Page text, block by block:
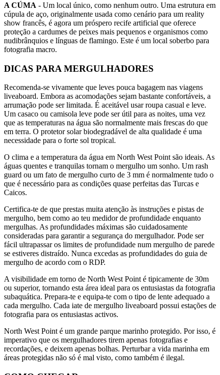
A CÚMA - Um local único, como nenhum outro. Uma estrutura em
cúpula de aço, originalmente usada como cenário para um reality
show francês, é agora um próspero recife artificial que oferece
proteção a cardumes de peixes mais pequenos e organismos como
nudibrânquios e línguas de flamingo. Este é um local soberbo para
fotografia macro.
DICAS PARA MERGULHADORES
Recomenda-se vivamente que leves pouca bagagem nas viagens
liveaboard. Embora as acomodações sejam bastante confortáveis, a
arrumação pode ser limitada. É aceitável usar roupa casual e leve.
Um casaco ou camisola leve pode ser útil para as noites, uma vez
que as temperaturas na água são normalmente mais frescas do que
em terra. O protetor solar biodegradável de alta qualidade é uma
necessidade para o forte sol tropical.
O clima e a temperatura da água em North West Point são ideais. As
águas quentes e tranquilas tornam o mergulho um sonho. Um rash
guard ou um fato de mergulho curto de 3 mm é normalmente tudo o
que é necessário para as condições quase perfeitas das Turcas e
Caicos.
Certifica-te de que prestas muita atenção às instruções e pistas de
mergulho, bem como ao teu medidor de profundidade enquanto
mergulhas. As profundidades máximas são cuidadosamente
consideradas para garantir a segurança do mergulhador. Pode ser
fácil ultrapassar os limites de profundidade num mergulho de parede
se estiveres distraído. Nunca excedas as profundidades do guia de
mergulho de acordo com o RDP.
A visibilidade em torno de North West Point é tipicamente de 30m
ou superior, tornando esta área ideal para os entusiastas da fotografia
subaquática. Prepara-te e equipa-te com o tipo de lente adequado a
cada mergulho. Cada iate de mergulho liveaboard possui estações de
fotografia para os entusiastas activos.
North West Point é um grande parque marinho protegido. Por isso, é
imperativo que os mergulhadores tirem apenas fotografias e
recordações, e deixem apenas bolhas. Perturbar a vida marinha em
áreas protegidas não só é mal visto, como também é ilegal.